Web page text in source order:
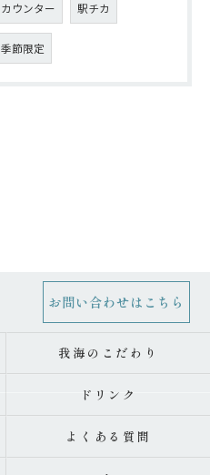
カウンター 駅チカ
季節限定
お問い合わせはこちら
我海のこだわり
ドリンク
よくある質問